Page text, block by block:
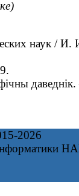
наук /
2026